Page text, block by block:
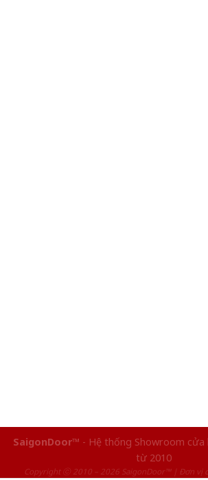
SaigonDoor™ - Hệ thống Showroom cửa
từ 2010
Copyright ⓒ 2010 – 2026 SaigonDoor™ | Đơn vị